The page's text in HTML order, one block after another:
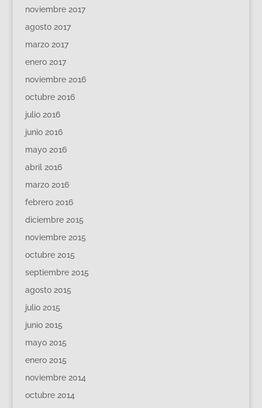
noviembre 2017
agosto 2017
marzo 2017
enero 2017
noviembre 2016
octubre 2016
julio 2016
junio 2016
mayo 2016
abril 2016
marzo 2016
febrero 2016
diciembre 2015
noviembre 2015
octubre 2015
septiembre 2015
agosto 2015
julio 2015
junio 2015
mayo 2015
enero 2015
noviembre 2014
octubre 2014